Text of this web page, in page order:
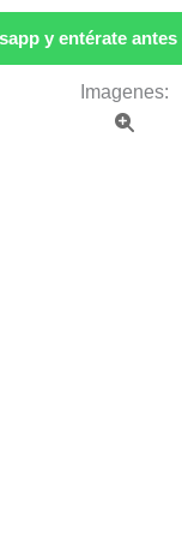
y entérate
Imagenes: